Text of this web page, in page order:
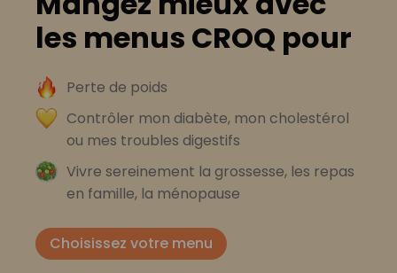
les menus CROQ pour
Perte de poids
Contrôler mon diabète, mon cholestérol
ou mes troubles digestifs
Vivre sereinement la grossesse, les repas
en famille, la ménopause
Choisissez votre menu